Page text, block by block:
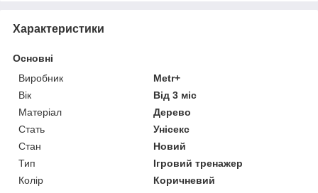
Характеристики
Основні
Виробник
Metr+
Вік
Від 3 міс
Матеріал
Дерево
Стать
Унісекс
Стан
Новий
Тип
Ігровий тренажер
Колір
Коричневий